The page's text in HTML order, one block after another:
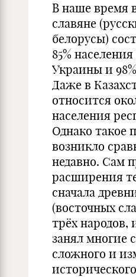
В наше время
славяне
белорусы)
85%
Украины и
Даже в
относится
населения
Однако такое
возникло
недавно. Сам
расширения
сначала
(восточных
трёх народов,
занял многие
сложного и